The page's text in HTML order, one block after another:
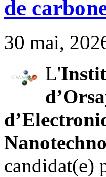
de
30 mai,
L'
candidat(e)